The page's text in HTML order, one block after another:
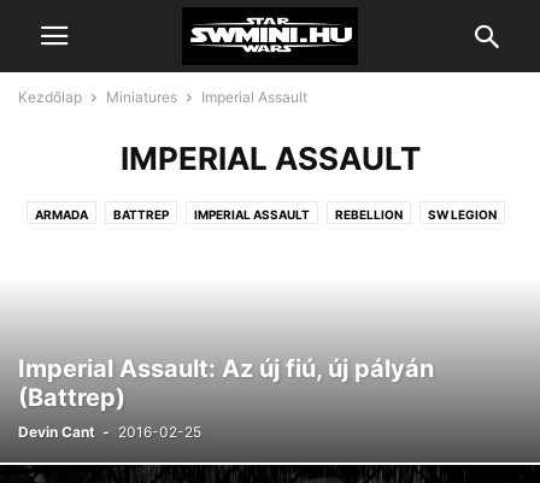
Kezdőlap Miniatures Imperial Assault
IMPERIAL ASSAULT
ARMADA BATTREP IMPERIAL ASSAULT REBELLION SW LEGION
Imperial Assault: Az új fiú, új pályán
(Battrep)
Devin Cant - 2016-02-25